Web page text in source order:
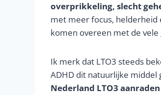
overprikkeling, slecht
met meer focus, helderheid
komen overeen met de vele
Ik merk dat LTO3 steeds
ADHD dit natuurlijke middel
Nederland LTO3 aanraden